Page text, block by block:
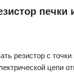
печки
резистор с
цепи